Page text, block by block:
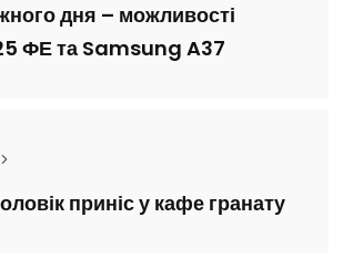
дня – можливості
ФЕ та Samsung A37
приніс у кафе гранату